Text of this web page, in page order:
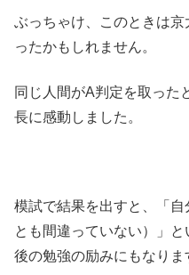
ぶっちゃけ、このときは
ったかもしれません。
同じ人間がA判定を取った
長に感動しました。
模試で結果を出すと、「自
とも間違っていない）」
後の勉強の励みにもなりま